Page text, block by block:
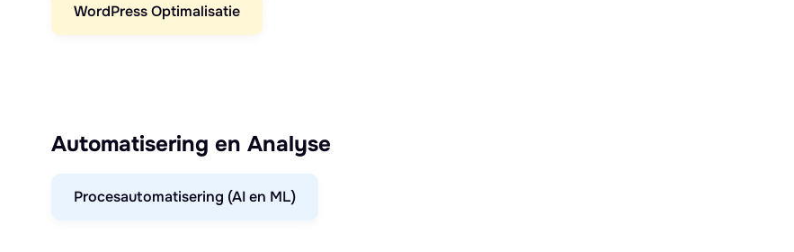
WordPress Optimalisatie
Automatisering en Analyse
Procesautomatisering (AI en ML)